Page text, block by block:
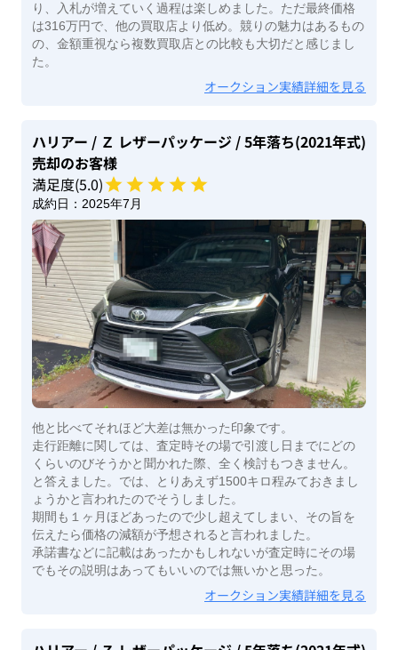
り、入札が増えていく過程は楽しめました。ただ最終価格
は316万円で、他の買取店より低め。競りの魅力はあるもの
の、金額重視なら複数買取店との比較も大切だと感じまし
た。
オークション実績詳細を見る
ハリアー / Ｚ レザーパッケージ / 5年落ち(2021年式)
売却のお客様
満足度(5.0)
成約日： 2025年7月
他と比べてそれほど大差は無かった印象です。
走行距離に関しては、査定時その場で引渡し日までにどの
くらいのびそうかと聞かれた際、全く検討もつきません。
と答えました。では、とりあえず1500キロ程みておきまし
ょうかと言われたのでそうしました。
期間も１ヶ月ほどあったので少し超えてしまい、その旨を
伝えたら価格の減額が予想されると言われました。
承諾書などに記載はあったかもしれないが査定時にその場
でもその説明はあってもいいのでは無いかと思った。
オークション実績詳細を見る